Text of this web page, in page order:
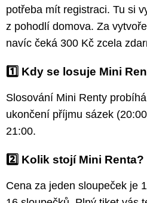
potřeba mít registraci. Tu si
z pohodlí domova. Za
navíc čeká 300 Kč zcela
1️⃣ Kdy se losuje Mini
Slosování Mini Renty
ukončení příjmu sázek
21:00.
2️⃣ Kolik stojí Mini Renta?
Cena za jeden sloupeček je